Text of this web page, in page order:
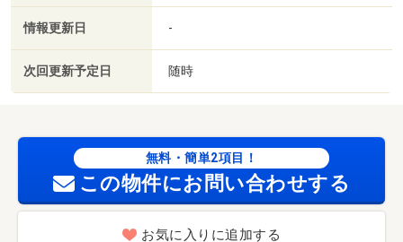
情報更新日 -
次回更新予定日 随時
無料・簡単2項目！
この物件にお問い合わせする
お気に入りに追加する